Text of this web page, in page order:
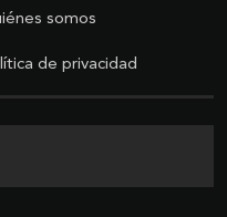
somos
de privacidad